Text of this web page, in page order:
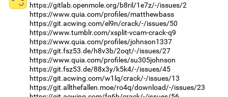
https://gitlab.openmole.org/b8ril/1e7z/-/issues/2
https://www.quia.com/profiles/matthewbass
https://git.acwing.com/el9n/crack/-/issues/50
https://www.tumblr.com/xsplit-vcam-crack-q9
https://www.quia.com/profiles/johnson1337
https://git.fsz53.de/h8v3b/2oqt/-/issues/27
https://www.quia.com/profiles/su305johnson
https://git.fsz53.de/88x3y/k5k4/-/issues/45
https://git.acwing.com/w1lq/crack/-/issues/13
https://git.allthefallen.moe/ro4q/download/-/issues/23